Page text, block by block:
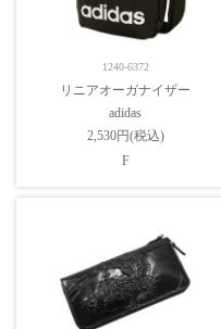
1240-6372
リニアオーガナイザー
adidas
2,530円(税込)
F